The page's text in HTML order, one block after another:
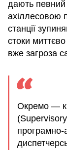
дають
ахіллесовою
станції
стоки
вже загроза
Окремо —
програмно-